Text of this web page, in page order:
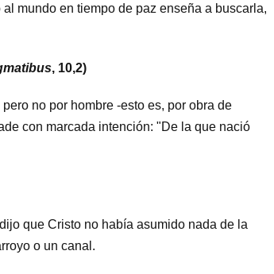
mundo en tiempo de paz enseña a buscarla,
, 10,2)
no por hombre -esto es, por obra de
con marcada intención: "De la que nació
que Cristo no había asumido nada de la
o un canal.